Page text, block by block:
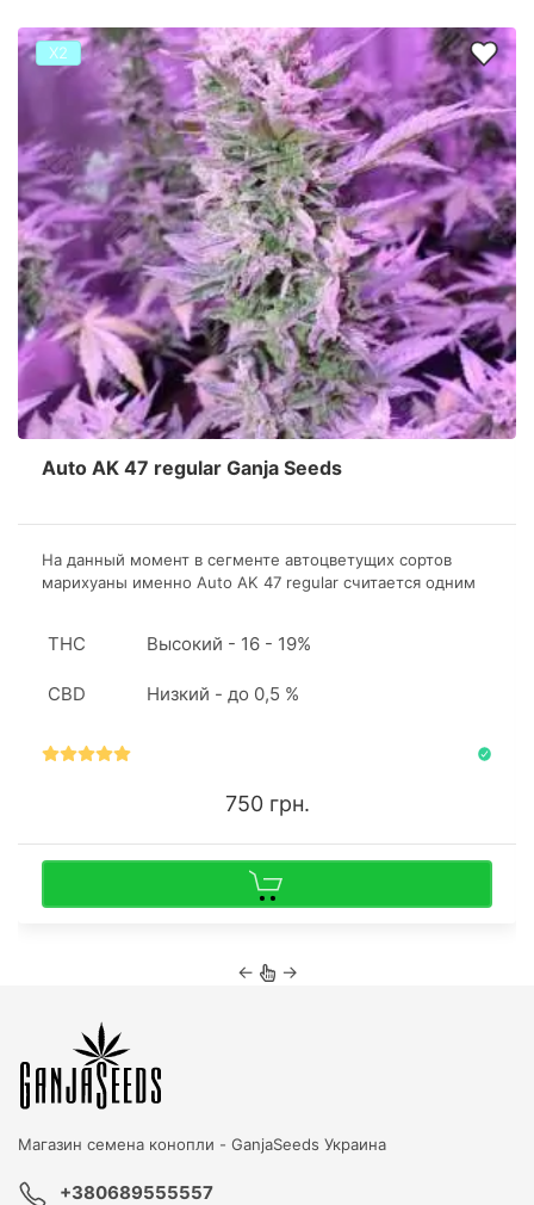
Х2
Auto AK 47 regular Ganja Seeds
На данный момент в сегменте автоцветущих сортов
марихуаны именно Auto AK 47 regular считается одним
THC Высокий - 16 - 19%
CBD Низкий - до 0,5 %
750 грн.
← →
Магазин семена конопли - GanjaSeeds Украина
+380689555557